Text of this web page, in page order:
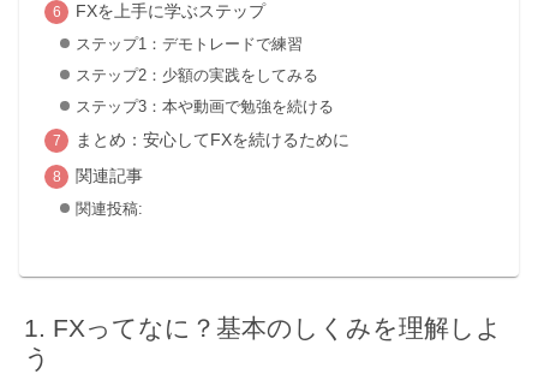
FXを上手に学ぶステップ
ステップ1：デモトレードで練習
ステップ2：少額の実践をしてみる
ステップ3：本や動画で勉強を続ける
まとめ：安心してFXを続けるために
関連記事
関連投稿:
FXってなに？基本のしくみを理解しよ
う